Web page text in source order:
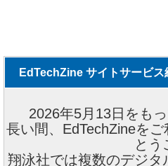
EdTechZine サイトサービス
2026年5月13日をも
長い間、EdTechZineを
とう
翔泳社では複数のデジ